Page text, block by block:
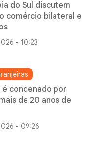
do Sul discutem
comércio bilateral e
- 10:23
é condenado por
de 20 anos de
- 09:26